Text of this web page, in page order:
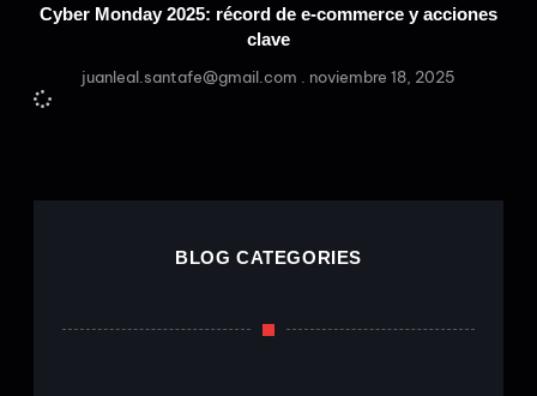
Cyber Monday 2025: récord de e-commerce y acciones
clave
juanleal.santafe@gmail.com noviembre 18, 2025
BLOG CATEGORIES